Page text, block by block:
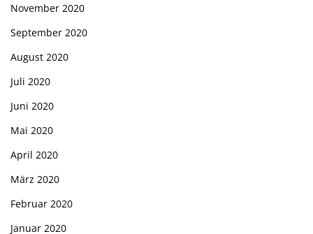
November 2020
September 2020
August 2020
Juli 2020
Juni 2020
Mai 2020
April 2020
März 2020
Februar 2020
Januar 2020